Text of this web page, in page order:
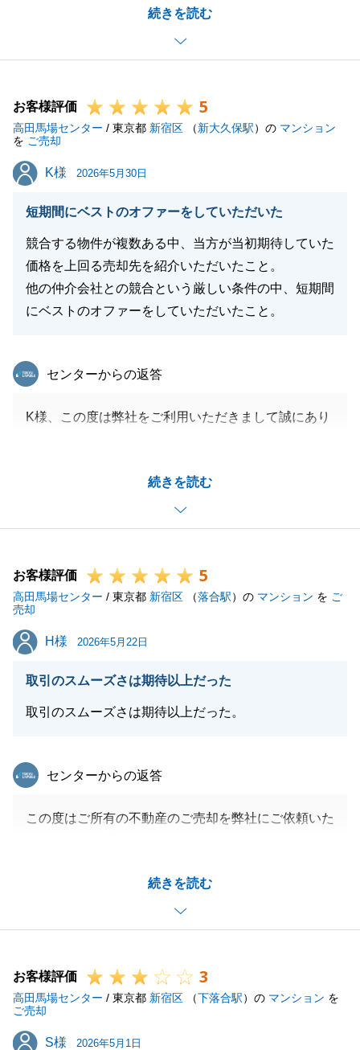
続きを読む
だけたので滞りなく取引を完了することができまし
今後も不動産についてのご相談がございましたら、い
この度は、誠にありがとうございました。
お客様評価 5
高田馬場センター / 東京都 新宿区 （新大久保駅）の マンション
を ご売却
K様
K様 2026年5月30日
短期間にベストのオファーをしていただいた
競合する物件が複数ある中、当方が当初期待していた
価格を上回る売却先を紹介いただいたこと。
他の仲介会社との競合という厳しい条件の中、短期間
にベストのオファーをしていただいたこと。
続きを読む
東急リバブル
センターからの返答
K様、この度は弊社をご利用いただきまして誠にあり
ご対応をいただき大変感謝しております。
無事にお取引が完了できたことを嬉しく思います。
今後も不動産にお困りの際は是非ともお声がけいただ
今後ともよろしくお願い申し上げます。
お客様評価 5
高田馬場センター / 東京都 新宿区 （落合駅）の マンション を ご
売却
H様
H様 2026年5月22日
取引のスムーズさは期待以上だった
取引のスムーズさは期待以上だった。
続きを読む
東急リバブル
センターからの返答
この度はご所有の不動産のご売却を弊社にご依頼いた
きたことを嬉しく思います。
今後とも不動産にまつわるご相談事がございました
ら、気兼ねなく申し付けください。
お客様評価 3
高田馬場センター / 東京都 新宿区 （下落合駅）の マンション を
ご売却
S様
S様 2026年5月1日